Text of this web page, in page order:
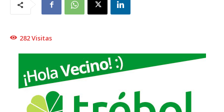
282Visitas